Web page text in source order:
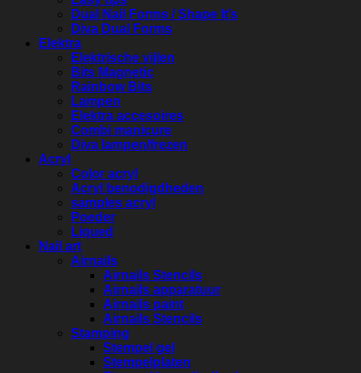
Dual Nail Forms / Shape It’s
Diva Dual Forms
Elektra
Elektrische vijlen
Bits Magnetic
Rainbow Bits
Lampen
Elektra accesoires
Combi manicure
Diva lampen/frezen
Acryl
Color acryl
Acryl benodigdheden
samples acryl
Poeder
Liqued
Nail art
Airnails
Airnails Stencils
Airnails apparatuur
Airnails paint
Airnails Stencils
Stamping
Stempel gel
Stempelplaten